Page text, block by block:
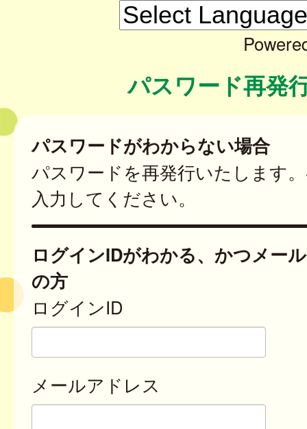
パスワード再発
パスワードがわからない場合
パスワードを再発行いたします
入力してください。
ログインIDがわかる、かつメー
の方
ログインID
メールアドレス